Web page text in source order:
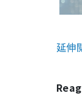
延伸